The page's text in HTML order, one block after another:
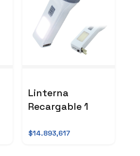
Linterna
Recargable 1
$14.893,617